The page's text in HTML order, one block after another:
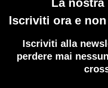
La nostra
Iscriviti ora e
Iscriviti alla
perdere mai